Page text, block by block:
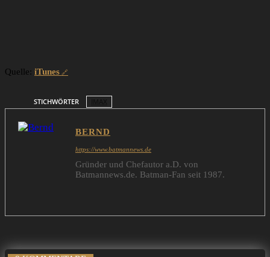
Quelle: iTunes
STICHWÖRTER
BERND
https://www.batmannews.de
Gründer und Chefautor a.D. von
Batmannews.de. Batman-Fan seit 1987.